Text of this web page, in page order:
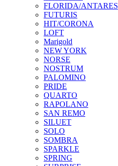
FLORIDA/ANTARES
FUTURIS
HIT/CORONA
LOFT
Marigold
NEW YORK
NORSE
NOSTRUM
PALOMINO
PRIDE
QUARTO
RAPOLANO
SAN REMO
SILUET
SOLO
SOMBRA
SPARKLE
SPRING